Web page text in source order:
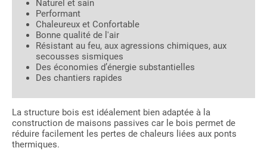
Naturel et sain
Performant
Chaleureux et Confortable
Bonne qualité de l'air
Résistant au feu, aux agressions chimiques, aux
secousses sismiques
Des économies d’énergie substantielles
Des chantiers rapides
La structure bois est idéalement bien adaptée à la
construction de maisons passives car le bois permet de
réduire facilement les pertes de chaleurs liées aux ponts
thermiques.